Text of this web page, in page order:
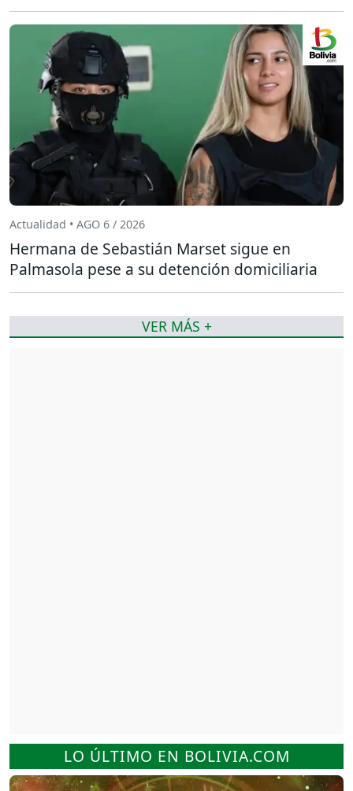
LO ÚLTIMO EN BOLIVIA.COM
Actualidad • AGO 6 / 2026
Hermana de Sebastián Marset sigue en
Palmasola pese a su detención domiciliaria
VER MÁS +